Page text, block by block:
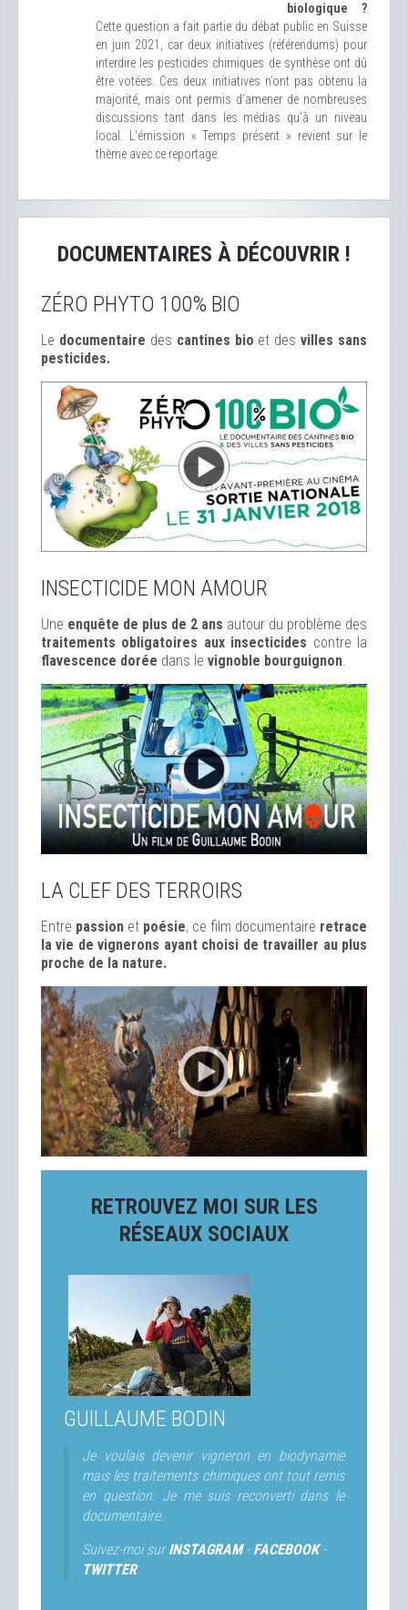
biologique ?
Cette question a fait partie du débat public en Suisse
en juin 2021, car deux initiatives (référendums) pour
interdire les pesticides chimiques de synthèse ont dû
être votées. Ces deux initiatives n’ont pas obtenu la
majorité, mais ont permis d’amener de nombreuses
discussions tant dans les médias qu’à un niveau
local. L’émission « Temps présent » revient sur le
thème avec ce reportage.
DOCUMENTAIRES À DÉCOUVRIR !
ZÉRO PHYTO 100% BIO
Le documentaire des cantines bio et desvilles sans
pesticides.
INSECTICIDE MON AMOUR
Une enquête de plus de 2 ans autour du problème des
traitements obligatoires aux insecticides contre la
flavescence dorée dans le vignoble bourguignon.
LA CLEF DES TERROIRS
Entre passion et poésie, ce film documentaire retrace
la vie de vignerons ayant choisi de travailler au plus
proche de la nature.
RETROUVEZ MOI SUR LES
RÉSEAUX SOCIAUX
GUILLAUME BODIN
Je voulais devenir vigneron en biodynamie
mais les traitements chimiques ont tout remis
en question. Je me suis reconverti dans le
documentaire.
Suivez-moi surINSTAGRAM- FACEBOOK-
TWITTER